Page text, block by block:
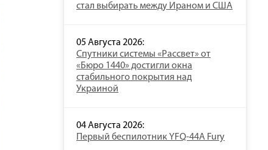
стал выбирать между Ираном и США
05 Августа 2026:
Спутники системы «Рассвет» от
«Бюро 1440» достигли окна
стабильного покрытия над
Украиной
04 Августа 2026:
Первый беспилотник YFQ-44A Fury